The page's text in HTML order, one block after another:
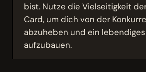
bist. Nutze die Vielseitigkeit
Card, um dich von der
abzuheben und ein
aufzubauen.